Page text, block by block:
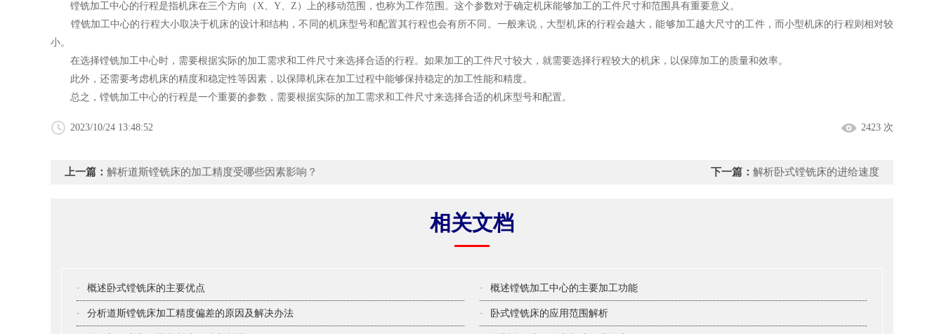
镗铣加工中心的行程是指机床在三个方向（X、Y、Z）上的移动范围，也称为工作范围。这个参数对于确定机床能够加工的工件尺寸和范围具有重要意义。
镗铣加工中心的行程大小取决于机床的设计和结构，不同的机床型号和配置其行程也会有所不同。一般来说，大型机床的行程会越大，能够加工越大尺寸的工件，而小型机床的行程则相对较
小。
在选择镗铣加工中心时，需要根据实际的加工需求和工件尺寸来选择合适的行程。如果加工的工件尺寸较大，就需要选择行程较大的机床，以保障加工的质量和效率。
此外，还需要考虑机床的精度和稳定性等因素，以保障机床在加工过程中能够保持稳定的加工性能和精度。
总之，镗铣加工中心的行程是一个重要的参数，需要根据实际的加工需求和工件尺寸来选择合适的机床型号和配置。
2023/10/24 13:48:52 2423 次
上一篇： 解析道斯镗铣床的加工精度受哪些因素影响？ 下一篇： 解析卧式镗铣床的进给速度
相关文档
· 概述卧式镗铣床的主要优点 · 概述镗铣加工中心的主要加工功能
· 分析道斯镗铣床加工精度偏差的原因及解决办法 · 卧式镗铣床的应用范围解析